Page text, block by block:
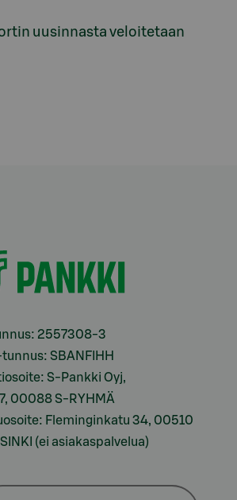
uusinnasta veloitetaan
2557308-3
tunnus: SBANFIHH
S-Pankki Oyj,
00088 S-RYHMÄ
Fleminginkatu 34, 00510
(ei asiakaspalvelua)